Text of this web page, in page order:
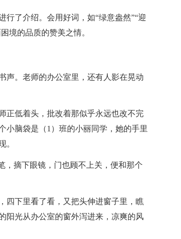
了介绍。会用好词，如“绿意盎然”“迎
境的品质的赞美之情。
声。老师的办公室里，还有人影在晃动
正低着头，批改着那似乎永远也改不完
小脑袋是（1）班的小丽同学，她的手里
。
，摘下眼镜，门也顾不上关，便和那个
四下里看了看，又把头伸进窗子里，瞧
阳光从办公室的窗外泻进来，凉爽的风